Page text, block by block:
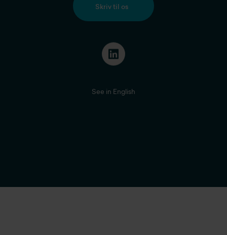
Skriv til os
See in English